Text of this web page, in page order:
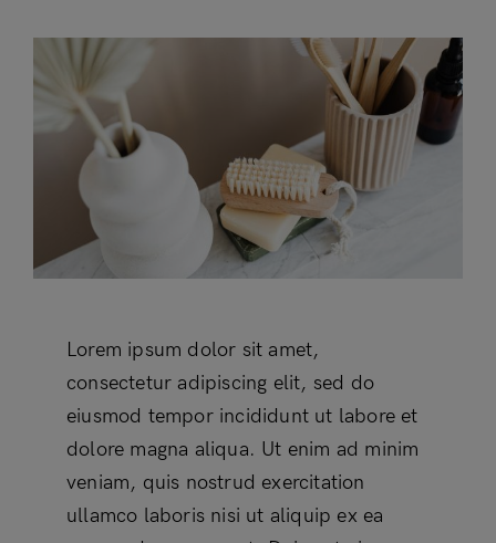
Lorem ipsum dolor sit amet,
consectetur adipiscing elit, sed do
eiusmod tempor incididunt ut labore et
dolore magna aliqua. Ut enim ad minim
veniam, quis nostrud exercitation
ullamco laboris nisi ut aliquip ex ea